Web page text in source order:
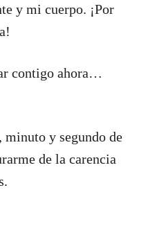
y mi cuerpo. ¡Por
contigo ahora…
minuto y segundo de
de la carencia